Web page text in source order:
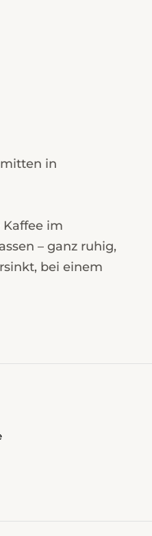
in
Kaffee im
– ganz ruhig,
bei einem